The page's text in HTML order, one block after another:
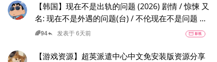
【韩国】现在不是出轨的问题 (2026) 剧情 / 惊悚 又
名: 现在不是外遇的问题(台) / 不伦现在不是问题 夸
克 以“贩卖幸福家庭形象”赚钱的网红夫妇，与他们
🌈94reply 发表于 6天前 movie 影视
【游戏资源】超英派遣中心中文免安装版资源分享